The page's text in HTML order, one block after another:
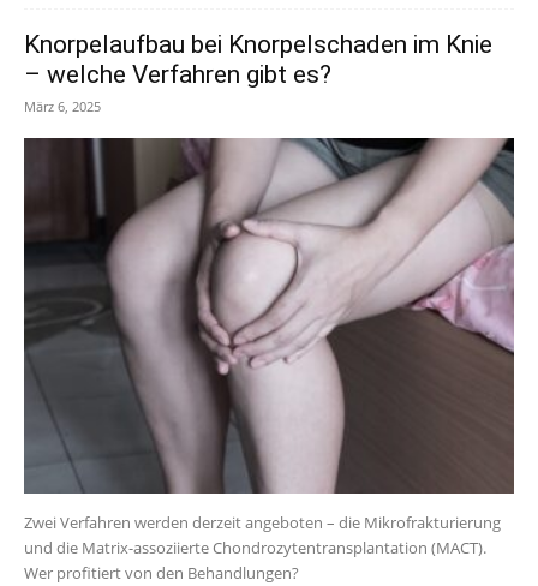
Knorpelaufbau bei Knorpelschaden im Knie
– welche Verfahren gibt es?
März 6, 2025
Zwei Verfahren werden derzeit angeboten – die Mikrofrakturierung
und die Matrix-assoziierte Chondrozytentransplantation (MACT).
Wer profitiert von den Behandlungen?